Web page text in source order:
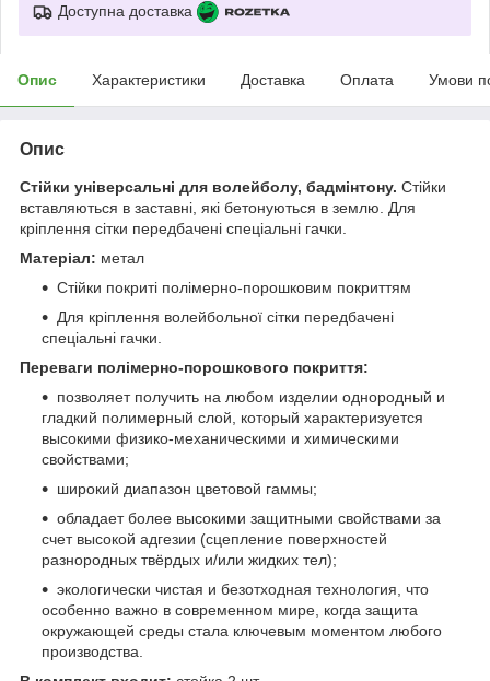
Доступна доставка
Опис Характеристики Доставка Оплата Умови
Опис
Стійки універсальні для волейболу, бадмінтону. Стійки
вставляються в заставні, які бетонуються в землю. Для
кріплення сітки передбачені спеціальні гачки.
Матеріал: метал
Стійки покриті полімерно-порошковим покриттям
Для кріплення волейбольної сітки передбачені
спеціальні гачки.
Переваги полімерно-порошкового покриття:
позволяет получить на любом изделии однородный и
гладкий полимерный слой, который характеризуется
высокими физико-механическими и химическими
свойствами;
широкий диапазон цветовой гаммы;
обладает более высокими защитными свойствами за
счет высокой адгезии (сцепление поверхностей
разнородных твёрдых и/или жидких тел);
экологически чистая и безотходная технология, что
особенно важно в современном мире, когда защита
окружающей среды стала ключевым моментом любого
производства.